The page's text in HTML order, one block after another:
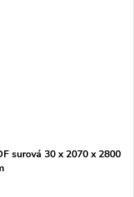
surová 30 x 2070 x 2800